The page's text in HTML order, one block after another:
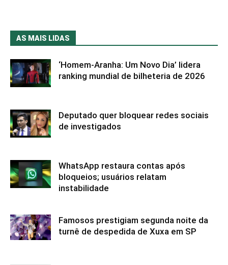
AS MAIS LIDAS
‘Homem-Aranha: Um Novo Dia’ lidera
ranking mundial de bilheteria de 2026
Deputado quer bloquear redes sociais
de investigados
WhatsApp restaura contas após
bloqueios; usuários relatam
instabilidade
Famosos prestigiam segunda noite da
turnê de despedida de Xuxa em SP